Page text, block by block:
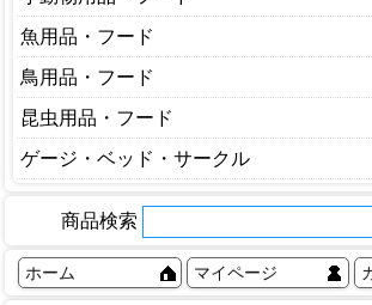
ゲージ・サークル(犬)
トイレ用品(犬)
ドッグフード
ベッド・インテリア(犬)
ミルク(犬)
健康食品・サプリメント(犬)
犬小屋
その他
キャットフード
キャリーバッグ・カート(猫)
ゲージ・サークル(猫)
トイレ用品(猫)
ベッド・インテリア(猫)
ミルク(猫)
健康食品・サプリメント(猫)
食器(猫)
シャンプー・リンス
トリミング
ノミ・ダニ対策用品
バスタブ(犬猫)
ペット用空気清浄機
歯みがき
消臭剤・除菌剤
部分ケア（耳・目・肉球）
うさぎ用品
ハムスター用品
フェレット用品
小動物ケージ・キャリー
小動物トイレ
小動物巣材
小動物用品
魚用品・フード
ポンプ
ろ材・フィルター
魚のエサ
照明器具
水温管理用品
水槽用品
鳥用品・フード
インコ、オウム、鳥用品
その他
鳥かご
鳥のエサ
昆虫用品・フード
昆虫のえさ
昆虫衛生用品
昆虫飼育セット
飼育ケース
ゲージ・ベッド・サークル
ペットサークル
ペットベッド
商品検索
ホーム マイページ